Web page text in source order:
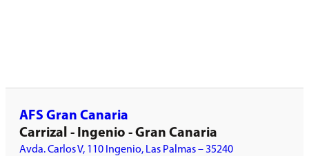
AFS Gran Canaria
Carrizal - Ingenio - Gran Canaria
Avda. Carlos V, 110 Ingenio, Las Palmas – 35240